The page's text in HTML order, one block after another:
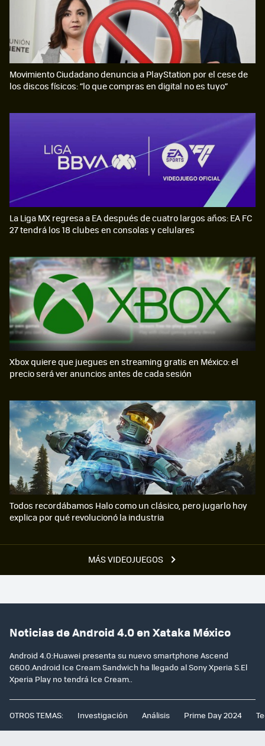
MÁS VIDEOJUEGOS
Movimiento Ciudadano denuncia a PlayStation por el cese de
los discos físicos: “lo que compras en digital no es tuyo”
La Liga MX regresa a EA después de cuatro largos años: EA FC
27 tendrá los 18 clubes en consolas y celulares
Xbox quiere que juegues en streaming gratis en México: el
precio será ver anuncios antes de cada sesión
Todos recordábamos Halo como un clásico, pero jugarlo hoy
explica por qué revolucionó la industria
Noticias de Android 4.0 en Xataka México
Android 4.0:Huawei presenta su nuevo smartphone Ascend
G600.Android Ice Cream Sandwich ha llegado al Sony Xperia S.El
Xperia Play no tendrá Ice Cream..
OTROS TEMAS: Investigación Análisis Prime Day 2024